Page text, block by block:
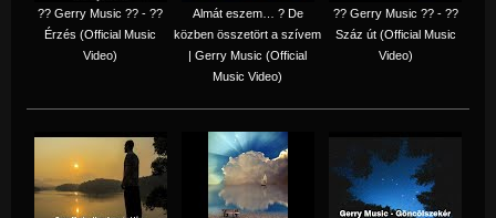
?? Gerry Music ?? - ??
Érzés (Official Music
Video)
Almát eszem… ? De
közben összetört a szívem
| Gerry Music (Official
Music Video)
?? Gerry Music ?? - ??
Száz út (Official Music
Video)